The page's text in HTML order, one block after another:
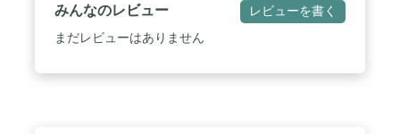
みんなのレビュー レビューを書く
まだレビューはありません